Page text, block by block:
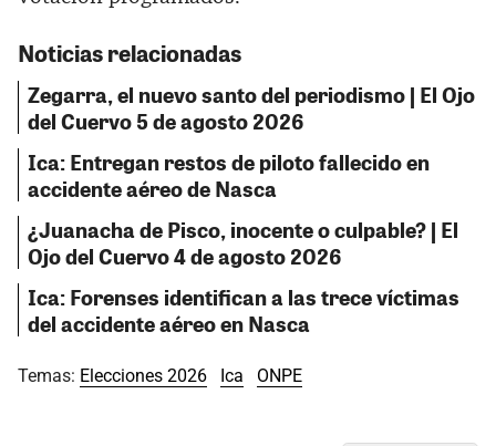
Noticias relacionadas
Zegarra, el nuevo santo del periodismo | El Ojo
del Cuervo 5 de agosto 2026
Ica: Entregan restos de piloto fallecido en
accidente aéreo de Nasca
¿Juanacha de Pisco, inocente o culpable? | El
Ojo del Cuervo 4 de agosto 2026
Ica: Forenses identifican a las trece víctimas
del accidente aéreo en Nasca
Temas: Elecciones 2026 Ica ONPE